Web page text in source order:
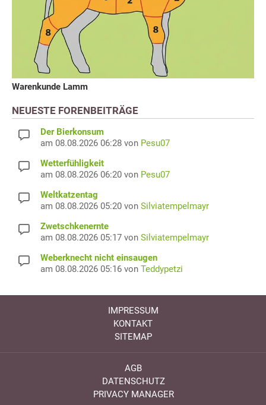
Warenkunde Lamm
NEUESTE FORENBEITRÄGE
Der Bierkonsum
am 08.08.2026 06:28 von Pesu07
Wetterfühligkeit
am 08.08.2026 06:20 von Pesu07
Weltkatzentag
am 08.08.2026 05:20 von Silviatempelmayr
Zwetschkenernte
am 08.08.2026 05:17 von Silviatempelmayr
Weberknecht nicht einsaugen
am 08.08.2026 05:16 von Teddypetzi
IMPRESSUM
KONTAKT
SITEMAP
AGB
DATENSCHUTZ
PRIVACY MANAGER